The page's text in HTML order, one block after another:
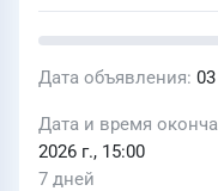
Дата объявления
Дата и время
2026 г., 15:00
7 дней